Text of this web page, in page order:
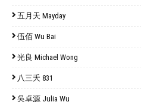
五月天 Mayday
伍佰 Wu Bai
光良 Michael Wong
八三夭 831
吳卓源 Julia Wu